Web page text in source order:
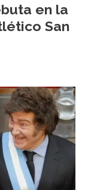
en la
San